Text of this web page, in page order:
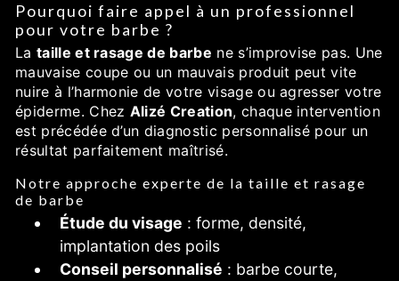
Pourquoi faire appel à un professionnel
pour votre barbe ?
La taille et rasage de barbe ne s’improvise pas. Une
mauvaise coupe ou un mauvais produit peut vite
nuire à l’harmonie de votre visage ou agresser votre
épiderme. Chez Alizé Creation, chaque intervention
est précédée d’un diagnostic personnalisé pour un
résultat parfaitement maîtrisé.
Notre approche experte de la taille et rasage
de barbe
Étude du visage : forme, densité,
implantation des poils
Conseil personnalisé : barbe courte,